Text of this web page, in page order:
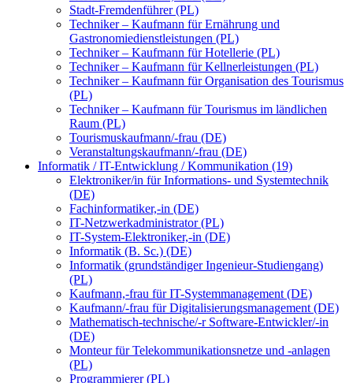
Stadt-Fremdenführer (PL)
Techniker – Kaufmann für Ernährung und
Gastronomiedienstleistungen (PL)
Techniker – Kaufmann für Hotellerie (PL)
Techniker – Kaufmann für Kellnerleistungen (PL)
Techniker – Kaufmann für Organisation des Tourismus
(PL)
Techniker – Kaufmann für Tourismus im ländlichen
Raum (PL)
Tourismuskaufmann/-frau (DE)
Veranstaltungskaufmann/-frau (DE)
Informatik / IT-Entwicklung / Kommunikation (19)
Elektroniker/in für Informations- und Systemtechnik
(DE)
Fachinformatiker,-in (DE)
IT-Netzwerkadministrator (PL)
IT-System-Elektroniker,-in (DE)
Informatik (B. Sc.) (DE)
Informatik (grundständiger Ingenieur-Studiengang)
(PL)
Kaufmann,-frau für IT-Systemmanagement (DE)
Kaufmann/-frau für Digitalisierungsmanagement (DE)
Mathematisch-technische/-r Software-Entwickler/-in
(DE)
Monteur für Telekommunikationsnetze und -anlagen
(PL)
Programmierer (PL)